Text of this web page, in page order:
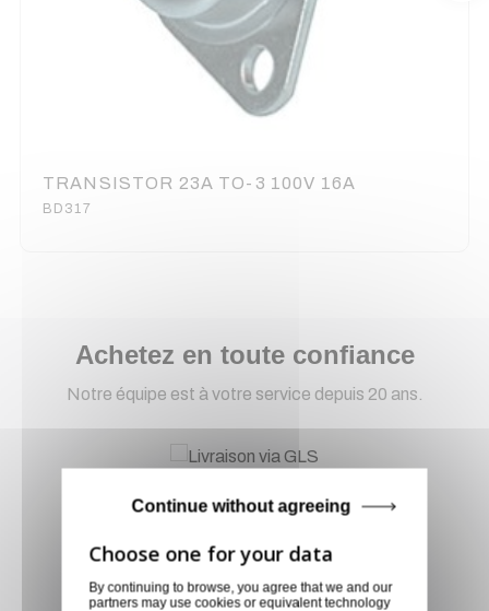
TRANSISTOR 23A TO-3 100V 16A
BD317
Achetez en toute confiance
Notre équipe est à votre service depuis 20 ans.
directement en magasin ou
dans les points relais de notre
By continuing to browse, you agree that we and our
partners may use cookies or equivalent technology
Continue without agreeing